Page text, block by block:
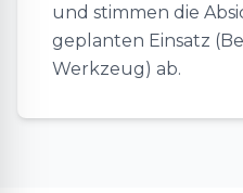
und stimmen die
geplanten Einsatz
Werkzeug) ab.